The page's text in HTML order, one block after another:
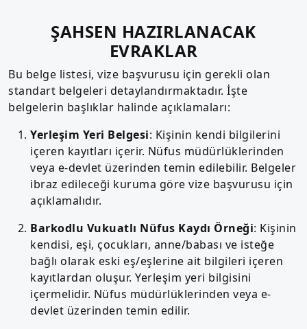
ŞAHSEN HAZIRLANACAK
EVRAKLAR
Bu belge listesi, vize başvurusu için gerekli olan
standart belgeleri detaylandırmaktadır. İşte
belgelerin başlıklar halinde açıklamaları:
Yerleşim Yeri Belgesi: Kişinin kendi bilgilerini
içeren kayıtları içerir. Nüfus müdürlüklerinden
veya e-devlet üzerinden temin edilebilir. Belgeler
ibraz edileceği kuruma göre vize başvurusu için
açıklamalıdır.
Barkodlu Vukuatlı Nüfus Kaydı Örneği: Kişinin
kendisi, eşi, çocukları, anne/babası ve isteğe
bağlı olarak eski eş/eşlerine ait bilgileri içeren
kayıtlardan oluşur. Yerleşim yeri bilgisini
içermelidir. Nüfus müdürlüklerinden veya e-
devlet üzerinden temin edilir.